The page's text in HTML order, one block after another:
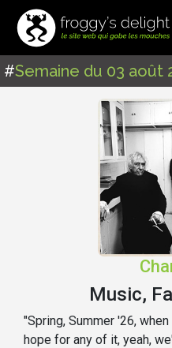
#Semaine du 03 août
Music,
"Spring, Summer '26,
hope for any of it, yeah,